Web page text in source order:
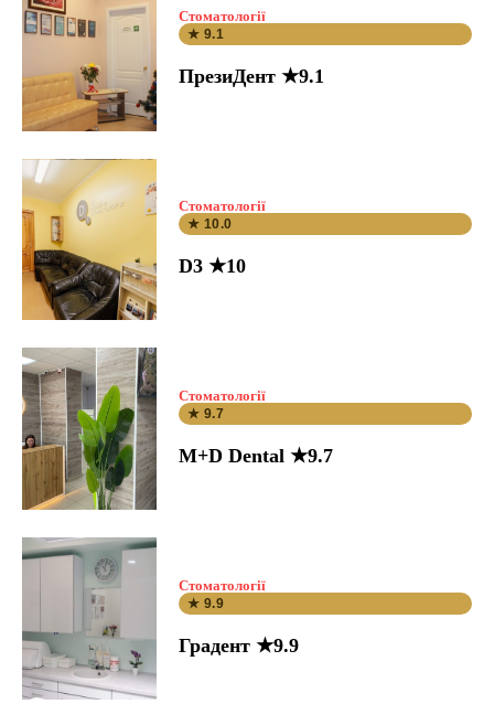
Стоматології
★ 9.1
ПрезиДент ★9.1
Стоматології
★ 10.0
D3 ★10
Стоматології
★ 9.7
M+D Dental ★9.7
Стоматології
★ 9.9
Градент ★9.9